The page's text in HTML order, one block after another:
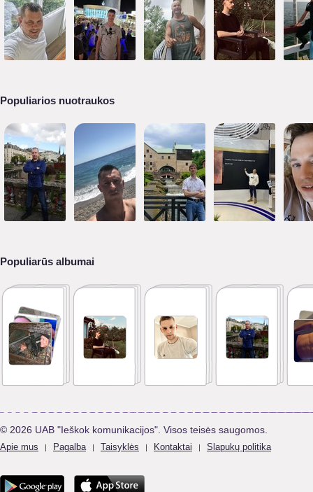
Populiarios nuotraukos
Populiarūs albumai
© 2026 UAB "Ieškok komunikacijos". Visos teisės saugomos.
Apie mus | Pagalba | Taisyklės | Kontaktai | Slapukų politika